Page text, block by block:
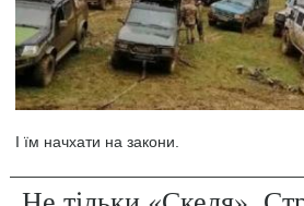
І їм начхати на закони.